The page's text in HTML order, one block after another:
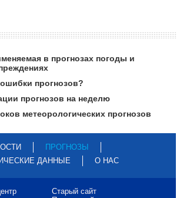
в прогнозах погоды и
прогнозов?
прогнозов на неделю
метеорологических прогнозов
ПРОГНОЗЫ
ДАННЫЕ
О НАС
Старый сайт